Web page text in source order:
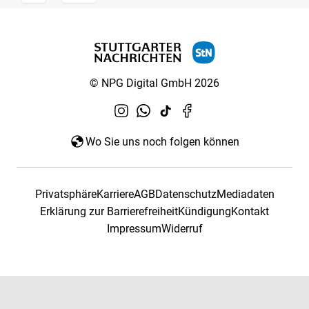
© NPG Digital GmbH 2026
Wo Sie uns noch folgen können
PrivatsphäreKarriereAGBDatenschutzMediadaten
Erklärung zur BarrierefreiheitKündigungKontakt
ImpressumWiderruf